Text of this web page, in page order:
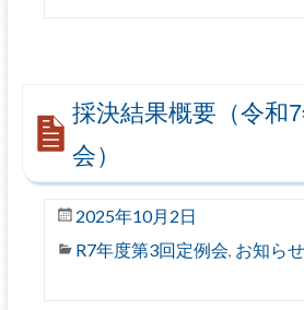
採決結果概要（令和
会）
2025年10月2日
R7年度第3回定例会, お知らせ